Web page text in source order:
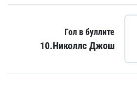
Гол в буллите
10.Николлс Джош